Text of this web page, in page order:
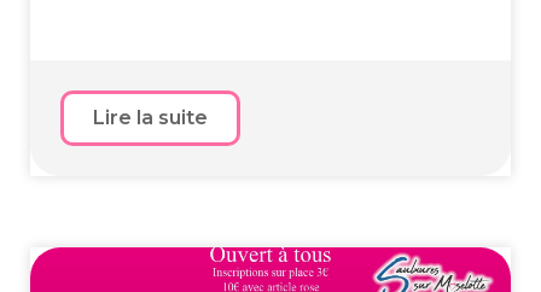
Lire la suite